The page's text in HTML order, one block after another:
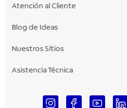
Atención al Cliente
Blog de Ideas
Nuestros Sítios
Asistencia Técnica